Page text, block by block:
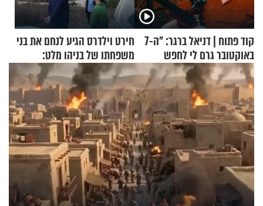
קוד פתוח | דניאל ברגר: "ה-7
באוקטובר גרם לי לחפש
תשובות"
חירט וילדרס הגיע לנחם את בני
משפחתו של בניהו מלט:
"מיליונים באירופה תומכים
בכם"